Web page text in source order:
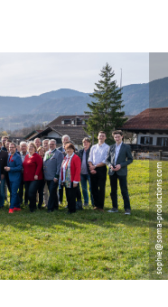
sophie@soma-productions.com